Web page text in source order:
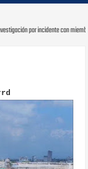
por incidente con